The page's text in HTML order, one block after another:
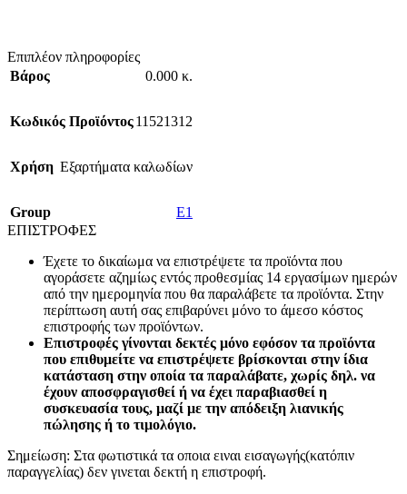
Επιπλέον πληροφορίες
Βάρος
0.000 κ.
Κωδικός Προϊόντος11521312
Χρήση Εξαρτήματα καλωδίων
Group
E1
ΕΠΙΣΤΡΟΦΕΣ
Έχετε το δικαίωμα να επιστρέψετε τα προϊόντα που
αγοράσετε αζημίως εντός προθεσμίας 14 εργασίμων ημερών
από την ημερομηνία που θα παραλάβετε τα προϊόντα. Στην
περίπτωση αυτή σας επιβαρύνει μόνο το άμεσο κόστος
επιστροφής των προϊόντων.
Επιστροφές γίνονται δεκτές μόνο εφόσον τα προϊόντα
που επιθυμείτε να επιστρέψετε βρίσκονται στην ίδια
κατάσταση στην οποία τα παραλάβατε, χωρίς δηλ. να
έχουν αποσφραγισθεί ή να έχει παραβιασθεί η
συσκευασία τους, μαζί με την απόδειξη λιανικής
πώλησης ή το τιμολόγιο.
Σημείωση: Στα φωτιστικά τα οποια ειναι εισαγωγής(κατόπιν
παραγγελίας) δεν γινεται δεκτή η επιστροφή.